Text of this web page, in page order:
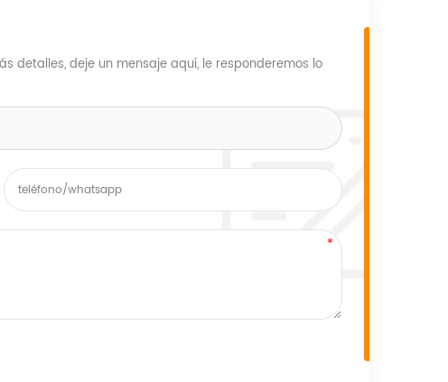
detalles, deje un mensaje aquí, le responderemos lo